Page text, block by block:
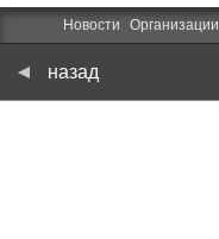
Новости Организации
назад